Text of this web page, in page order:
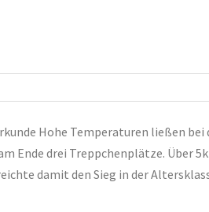
Hohe Temperaturen ließen bei
Ende drei Treppchenplätze. Über
damit den Sieg in der